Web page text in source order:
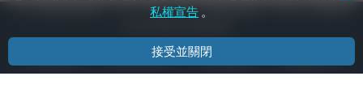
24小時緊急通報電話：1933（市話、手機，僅限發現軌道、平交道、橋樑及隧
資通安全政策 著作權聲明
私權宣告 。
接受並關閉